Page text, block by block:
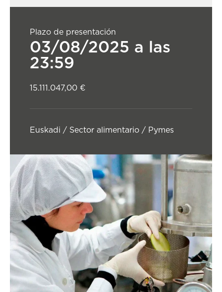
Plazo de presentación
03/08/2025 a las
23:59
15.111.047,00 €
Euskadi / Sector alimentario / Pymes